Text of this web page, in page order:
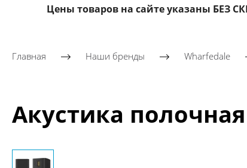
Цены товаров на сайте указаны БЕЗ
Главная Наши бренды Wharfedale
Акустика